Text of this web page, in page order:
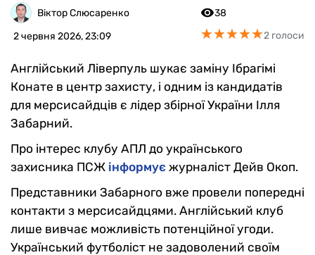
РІЗНЕ
БУКМЕКЕРИ
Віктор Слюсаренко
2 червня 2026, 23:09
38
★★★★★
★★★★★2 голоси
Англійський Ліверпуль шукає заміну Ібрагімі
Конате в центр захисту, і одним із кандидатів
для мерсисайдців є лідер збірної України Ілля
Забарний.
Про інтерес клубу АПЛ до українського
захисника ПСЖ інформує журналіст Дейв Окоп.
Представники Забарного вже провели попередні
контакти з мерсисайдцями. Англійський клуб
лише вивчає можливість потенційної угоди.
Український футболіст не задоволений своїм